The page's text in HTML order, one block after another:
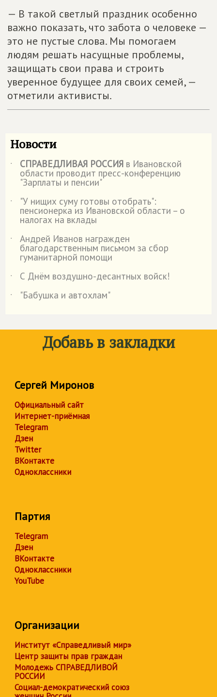
— В такой светлый праздник особенно
важно показать, что забота о человеке —
это не пустые слова. Мы помогаем
людям решать насущные проблемы,
защищать свои права и строить
уверенное будущее для своих семей, —
отметили активисты.
Новости
˙ СПРАВЕДЛИВАЯ РОССИЯ в Ивановской
области проводит пресс-конференцию
"Зарплаты и пенсии"
˙
"У нищих суму готовы отобрать":
пенсионерка из Ивановской области – о
налогах на вклады
˙
Андрей Иванов награжден
благодарственным письмом за сбор
гуманитарной помощи
˙
С Днём воздушно-десантных войск!
˙
"Бабушка и автохлам"
Добавь в закладки
Сергей Миронов
Официальный сайт
Интернет-приёмная
Telegram
Дзен
Twitter
ВКонтакте
Одноклассники
Партия
Telegram
Дзен
ВКонтакте
Одноклассники
YouTube
Организации
Институт «Справедливый мир»
Центр защиты прав граждан
Молодежь СПРАВЕДЛИВОЙ
РОССИИ
Социал-демократический союз